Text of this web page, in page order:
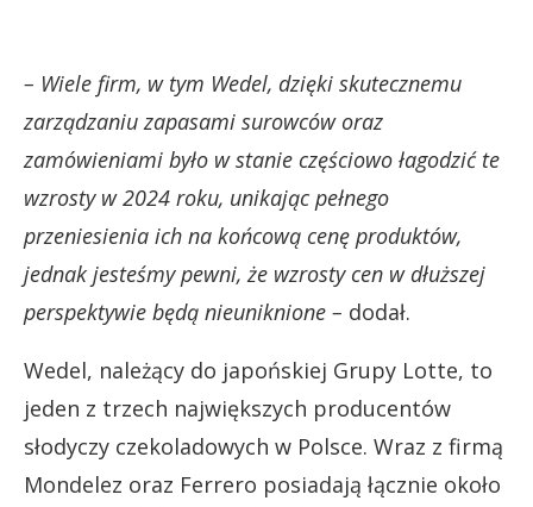
– Wiele firm, w tym Wedel, dzięki skutecznemu
zarządzaniu zapasami surowców oraz
zamówieniami było w stanie częściowo łagodzić te
wzrosty w 2024 roku, unikając pełnego
przeniesienia ich na końcową cenę produktów,
jednak jesteśmy pewni, że wzrosty cen w dłuższej
perspektywie będą nieuniknione – dodał.
Wedel, należący do japońskiej Grupy Lotte, to
jeden z trzech największych producentów
słodyczy czekoladowych w Polsce. Wraz z firmą
Mondelez oraz Ferrero posiadają łącznie około